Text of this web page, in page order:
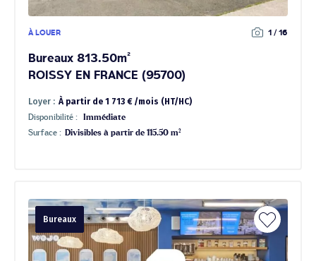
À LOUER 1 / 16
Bureaux 813.50m²
ROISSY EN FRANCE (95700)
Loyer : À partir de 1 713 € /mois (HT/HC)
Disponibilité :
Immédiate
Surface : Divisibles à partir de 115.50 m²
Bureaux